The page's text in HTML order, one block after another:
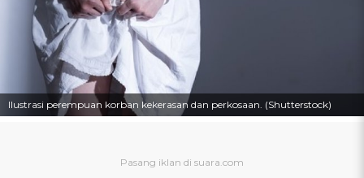
Ilustrasi perempuan korban kekerasan dan perkosaan. (Shutterstock)